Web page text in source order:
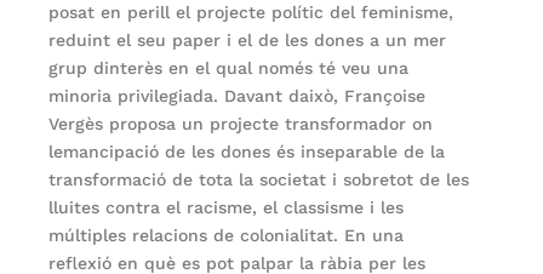
posat en perill el projecte polític del feminisme,
reduint el seu paper i el de les dones a un mer
grup dinterès en el qual només té veu una
minoria privilegiada. Davant daixò, Françoise
Vergès proposa un projecte transformador on
lemancipació de les dones és inseparable de la
transformació de tota la societat i sobretot de les
lluites contra el racisme, el classisme i les
múltiples relacions de colonialitat. En una
reflexió en què es pot palpar la ràbia per les